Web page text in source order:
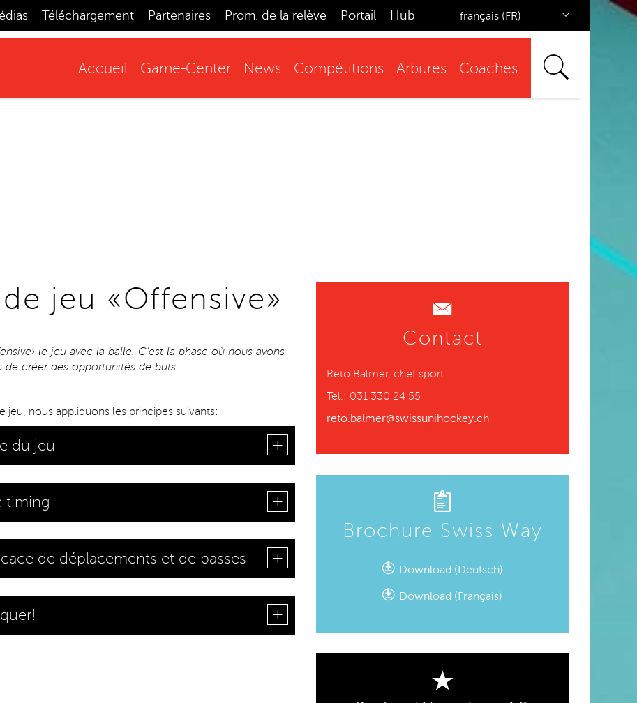
Téléchargement Partenaires Prom. de la relève Portail Hub français (FR)
Accueil Game-Center News Compétitions Arbitres Coaches
de jeu «Offensive»
le jeu avec la balle. C’est la phase où nous avons
de créer des opportunités de buts.
jeu, nous appliquons les principes suivants:
du jeu
timing
de déplacements et de passes
Contact
Reto Balmer, chef sport
Tel.: 031 330 24 55
reto.balmer@swissunihockey.ch
Brochure Swiss Way
Download (Deutsch)
Download (Français)